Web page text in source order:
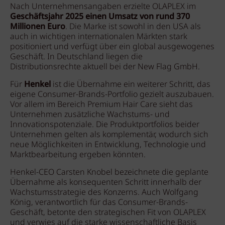
Nach Unternehmensangaben erzielte OLAPLEX im
Geschäftsjahr 2025 einen Umsatz von rund 370
Millionen Euro. Die Marke ist sowohl in den USA als
auch in wichtigen internationalen Märkten stark
positioniert und verfügt über ein global ausgewogenes
Geschäft. In Deutschland liegen die
Distributionsrechte aktuell bei der New Flag GmbH.
Für Henkel ist die Übernahme ein weiterer Schritt, das
eigene Consumer-Brands-Portfolio gezielt auszubauen.
Vor allem im Bereich Premium Hair Care sieht das
Unternehmen zusätzliche Wachstums- und
Innovationspotenziale. Die Produktportfolios beider
Unternehmen gelten als komplementär, wodurch sich
neue Möglichkeiten in Entwicklung, Technologie und
Marktbearbeitung ergeben könnten.
Henkel-CEO Carsten Knobel bezeichnete die geplante
Übernahme als konsequenten Schritt innerhalb der
Wachstumsstrategie des Konzerns. Auch Wolfgang
König, verantwortlich für das Consumer-Brands-
Geschäft, betonte den strategischen Fit von OLAPLEX